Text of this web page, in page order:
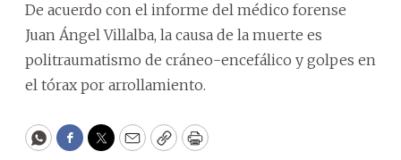
De acuerdo con el informe del médico forense
Juan Ángel Villalba, la causa de la muerte es
politraumatismo de cráneo-encefálico y golpes en
el tórax por arrollamiento.
WhatsApp
Facebook
Twitter
EmailCopyPrint